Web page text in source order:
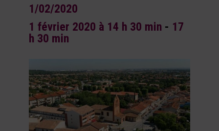
1/02/2020
1 février 2020 à 14 h 30 min - 17
h 30 min